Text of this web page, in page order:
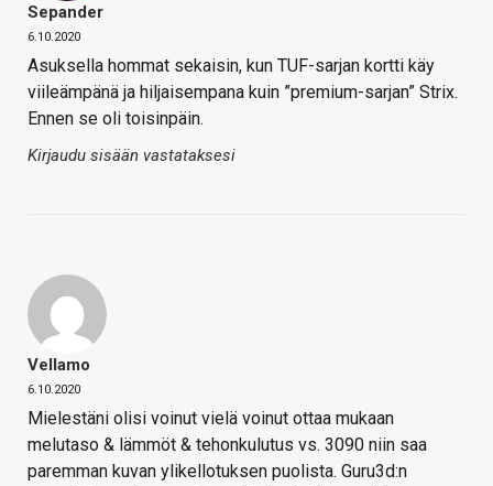
Sepander
6.10.2020
Asuksella hommat sekaisin, kun TUF-sarjan kortti käy
viileämpänä ja hiljaisempana kuin ”premium-sarjan” Strix.
Ennen se oli toisinpäin.
Kirjaudu sisään vastataksesi
Vellamo
6.10.2020
Mielestäni olisi voinut vielä voinut ottaa mukaan
melutaso & lämmöt & tehonkulutus vs. 3090 niin saa
paremman kuvan ylikellotuksen puolista. Guru3d:n